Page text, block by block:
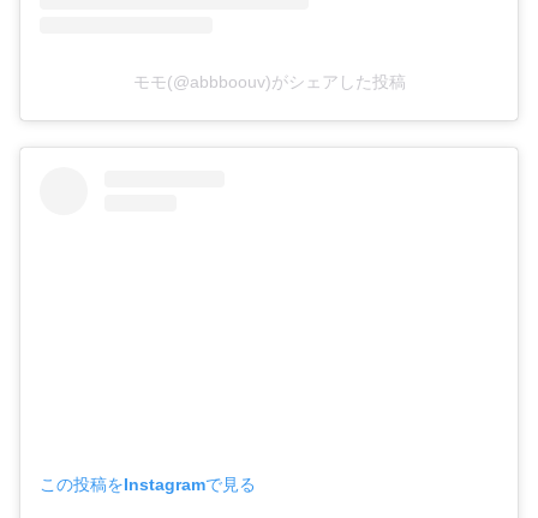
モモ(@abbboouv)がシェアした投稿
この投稿をInstagramで見る